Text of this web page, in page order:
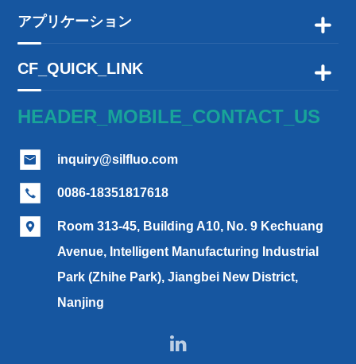
アプリケーション 
CF_QUICK_LINK 
HEADER_MOBILE_CONTACT_US
 inquiry@silfluo.com
 0086-18351817618

Room 313-45, Building A10, No. 9 Kechuang
Avenue, Intelligent Manufacturing Industrial
Park (Zhihe Park), Jiangbei New District,
Nanjing
